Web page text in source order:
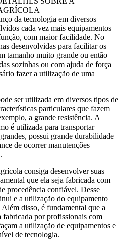
da tecnologia em diversos
cada vez mais equipamentos
com maior facilidade. No
desenvolvidas para facilitar os
tamanho muito grande ou então
sozinhas ou com ajuda de força
fazer a utilização de uma
ser utilizada em diversos tipos de
particulares que fazem
a grande resistência. A
é utilizada para transportar
possui grande durabilidade
de ocorrer manutenções
consiga desenvolver suas
que ela seja fabricada com
procedência confiável. Desse
e a utilização do equipamento
disso, é fundamental que a
fabricada por profissionais com
a utilização de equipamentos e
de tecnologia.